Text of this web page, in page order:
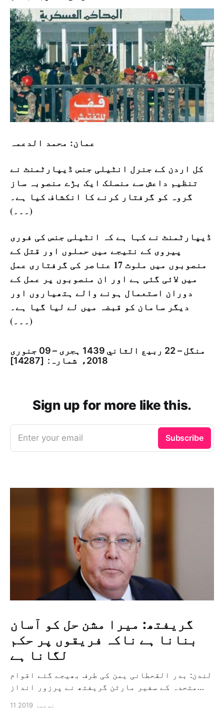
عمان: محمد الدعمہ
کل اردن کے جنرل انٹیلی جنس ڈیپارٹمنٹ نے
تنظیم داعش سے منسلک ایک بڑے منصوبہ ساز
گروہ کو گرفتار کرنے کا انکشاف کیا ہے۔
(۔۔۔)
ڈیپارٹمنٹ نے کہا ہے کہ انٹیلی جنس کی فوری
پیروی کے نتیجے میں حملوں اور قتل کے
منصوبوں میں ملوث 17 عناصر کی گرفتاری عمل
میں لائی گئی ہے اور ان منصوبوں پر عمل کے
دوران استعمال ہونے والے ہتھیاروں اور
دیگر سامان کو قبضہ میں لے لیا گیا ہے۔
(۔۔۔)
منگل – 22 ربيع الثاني 1439 ہجری – 09 جنوری
2018ء شمارہ: [14287]
Sign up for more like this.
Enter your email Subscribe
گریفتھ: میرا مشن حل کو آسان
بنانا ہے ناکہ فریقوں پر حکم
لگانا ہے
لندن: بدر القحطانی یمن کی طرف بھیجے گئے اقوام
متحدہ کے سفیر مارٹن گریفتھ نے پرزور انداز
11 نومبر 2019